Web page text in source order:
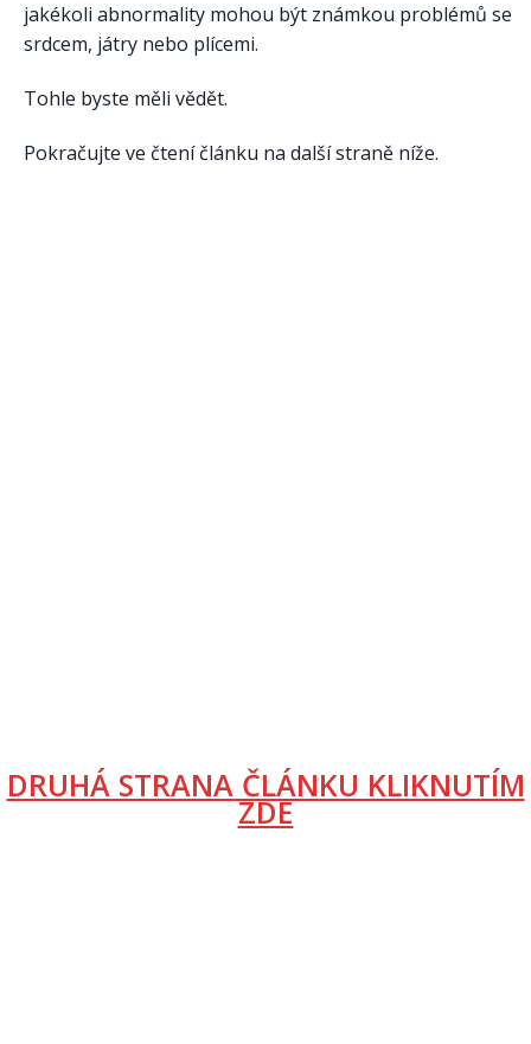
jakékoli abnormality mohou být známkou problémů se
srdcem, játry nebo plícemi.
Tohle byste měli vědět.
Pokračujte ve čtení článku na další straně níže.
DRUHÁ STRANA ČLÁNKU KLIKNUTÍM
ZDE